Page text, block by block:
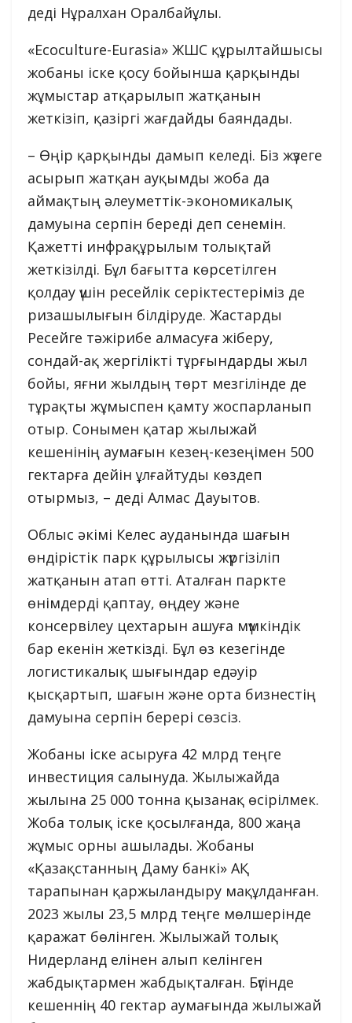
деді Нұралхан Оралбайұлы.
«Ecoculture-Eurasia» ЖШС құрылтайшысы
жобаны іске қосу бойынша қарқынды
жұмыстар атқарылып жатқанын
жеткізіп, қазіргі жағдайды баяндады.
– Өңір қарқынды дамып келеді. Біз жүзеге
асырып жатқан ауқымды жоба да
аймақтың әлеуметтік-экономикалық
дамуына серпін береді деп сенемін.
Қажетті инфрақұрылым толықтай
жеткізілді. Бұл бағытта көрсетілген
қолдау үшін ресейлік серіктестеріміз де
ризашылығын білдіруде. Жастарды
Ресейге тәжірибе алмасуға жіберу,
сондай-ақ жергілікті тұрғындарды жыл
бойы, яғни жылдың төрт мезгілінде де
тұрақты жұмыспен қамту жоспарланып
отыр. Сонымен қатар жылыжай
кешенінің аумағын кезең-кезеңімен 500
гектарға дейін ұлғайтуды көздеп
отырмыз, – деді Алмас Дауытов.
Облыс әкімі Келес ауданында шағын
өндірістік парк құрылысы жүргізіліп
жатқанын атап өтті. Аталған паркте
өнімдерді қаптау, өңдеу және
консервілеу цехтарын ашуға мүмкіндік
бар екенін жеткізді. Бұл өз кезегінде
логистикалық шығындар едәуір
қысқартып, шағын және орта бизнестің
дамуына серпін берері сөзсіз.
Жобаны іске асыруға 42 млрд теңге
инвестиция салынуда. Жылыжайда
жылына 25 000 тонна қызанақ өсірілмек.
Жоба толық іске қосылғанда, 800 жаңа
жұмыс орны ашылады. Жобаны
«Қазақстанның Даму банкі» АҚ
тарапынан қаржыландыру мақұлданған.
2023 жылы 23,5 млрд теңге мөлшерінде
қаражат бөлінген. Жылыжай толық
Нидерланд елінен алып келінген
жабдықтармен жабдықталған. Бүгінде
кешеннің 40 гектар аумағында жылыжай